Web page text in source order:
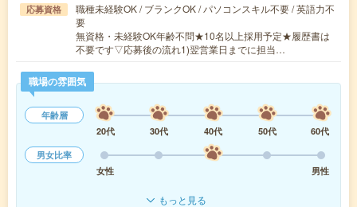
応募資格
職種未経験OK / ブランクOK / パソコンスキル不要 / 英語力不
要
無資格・未経験OK年齢不問★10名以上採用予定★履歴書は
不要です▽応募後の流れ1)翌営業日までに担当…
職場の雰囲気
年齢層
20代
30代 40代 50代
60代
男女比率
女性
男性
もっと見る